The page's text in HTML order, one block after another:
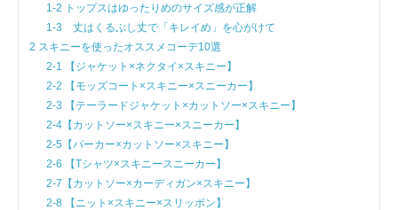
1-2 トップスはゆったりめのサイズ感が正解
1-3 丈はくるぶし丈で「キレイめ」を心がけて
2 スキニーを使ったオススメコーデ10選
2-1 【ジャケット×ネクタイ×スキニー】
2-2 【モッズコート×スキニー×スニーカー】
2-3 【テーラードジャケット×カットソー×スキニー】
2-4【カットソー×スキニー×スニーカー】
2-5【パーカー×カットソー×スキニー】
2-6 【Tシャツ×スキニースニーカー】
2-7【カットソー×カーディガン×スキニー】
2-8 【ニット×スキニー×スリッポン】